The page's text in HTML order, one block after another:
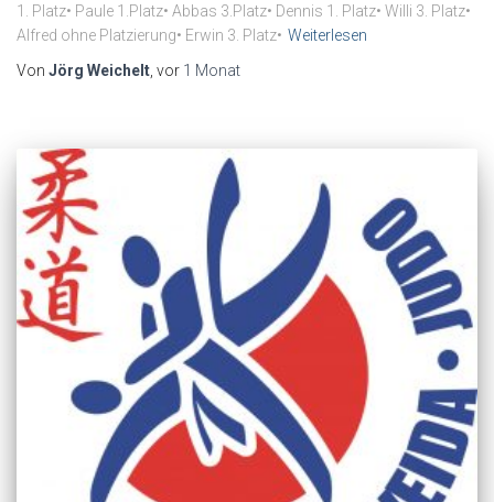
1. Platz•⁠ ⁠Paule 1.Platz•⁠ ⁠Abbas 3.Platz•⁠ ⁠Dennis 1. Platz•⁠ ⁠Willi 3. Platz•⁠
⁠Alfred ohne Platzierung•⁠ ⁠Erwin 3. Platz•⁠ Weiterlesen
Von Jörg Weichelt , vor 1 Monat